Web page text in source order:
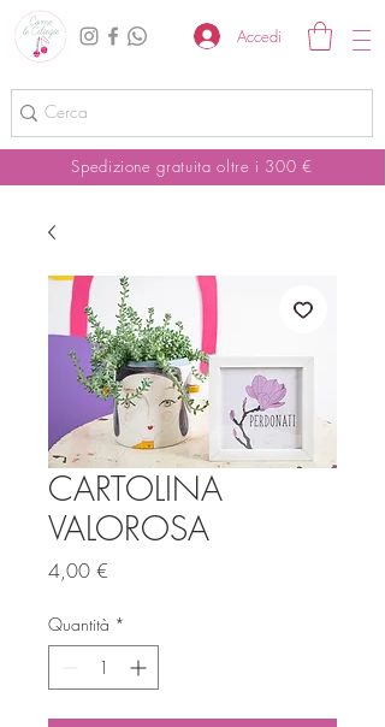
Accedi
Spedizione gratuita oltre i 300 €
CARTOLINA
VALOROSA
4,00 €
Quantità *